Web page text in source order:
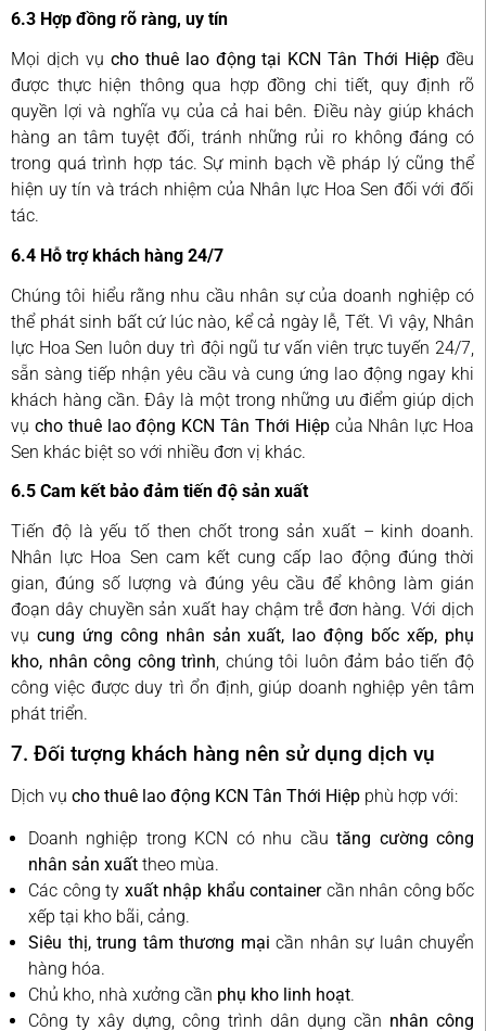
6.3 Hợp đồng rõ ràng, uy tín
Mọi dịch vụ cho thuê lao động tại KCN Tân Thới Hiệp đều
được thực hiện thông qua hợp đồng chi tiết, quy định rõ
quyền lợi và nghĩa vụ của cả hai bên. Điều này giúp khách
hàng an tâm tuyệt đối, tránh những rủi ro không đáng có
trong quá trình hợp tác. Sự minh bạch về pháp lý cũng thể
hiện uy tín và trách nhiệm của Nhân lực Hoa Sen đối với đối
tác.
6.4 Hỗ trợ khách hàng 24/7
Chúng tôi hiểu rằng nhu cầu nhân sự của doanh nghiệp có
thể phát sinh bất cứ lúc nào, kể cả ngày lễ, Tết. Vì vậy, Nhân
lực Hoa Sen luôn duy trì đội ngũ tư vấn viên trực tuyến 24/7,
sẵn sàng tiếp nhận yêu cầu và cung ứng lao động ngay khi
khách hàng cần. Đây là một trong những ưu điểm giúp dịch
vụ cho thuê lao động KCN Tân Thới Hiệpcủa Nhân lực Hoa
Sen khác biệt so với nhiều đơn vị khác.
6.5 Cam kết bảo đảm tiến độ sản xuất
Tiến độ là yếu tố then chốt trong sản xuất – kinh doanh.
Nhân lực Hoa Sen cam kết cung cấp lao động đúng thời
gian, đúng số lượng và đúng yêu cầu để không làm gián
đoạn dây chuyền sản xuất hay chậm trễ đơn hàng. Với dịch
vụ cung ứng công nhân sản xuất, lao động bốc xếp, phụ
kho, nhân công công trình, chúng tôi luôn đảm bảo tiến độ
công việc được duy trì ổn định, giúp doanh nghiệp yên tâm
phát triển.
7. Đối tượng khách hàng nên sử dụng dịch vụ
Dịch vụ cho thuê lao động KCN Tân Thới Hiệp phù hợp với:
Doanh nghiệp trong KCN có nhu cầutăng cường công
nhân sản xuất theo mùa.
Các công ty xuất nhập khẩu containercần nhân công bốc
xếp tại kho bãi, cảng.
Siêu thị, trung tâm thương mại cần nhân sự luân chuyển
hàng hóa.
Chủ kho, nhà xưởng cần phụ kho linh hoạt.
Công ty xây dựng, công trình dân dụng cần nhân công